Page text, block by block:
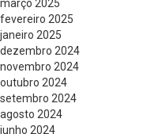
março 2025
fevereiro 2025
janeiro 2025
dezembro 2024
novembro 2024
outubro 2024
setembro 2024
agosto 2024
junho 2024